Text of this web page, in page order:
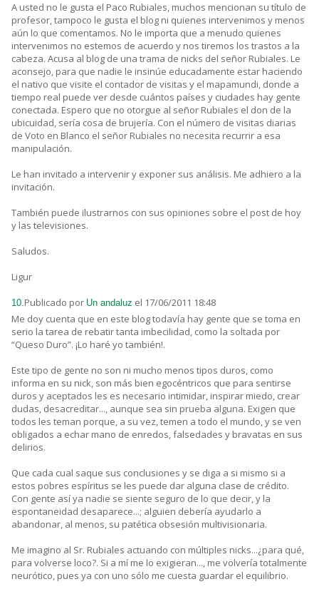
A usted no le gusta el Paco Rubiales, muchos mencionan su título de
profesor, tampoco le gusta el blog ni quienes intervenimos y menos
aún lo que comentamos. No le importa que a menudo quienes
intervenimos no estemos de acuerdo y nos tiremos los trastos a la
cabeza. Acusa al blog de una trama de nicks del señor Rubiales. Le
aconsejo, para que nadie le insinúe educadamente estar haciendo
el nativo que visite el contador de visitas y el mapamundi, donde a
tiempo real puede ver desde cuántos países y ciudades hay gente
conectada. Espero que no otorgue al señor Rubiales el don de la
ubicuidad, sería cosa de brujería. Con el número de visitas diarias
de Voto en Blanco el señor Rubiales no necesita recurrir a esa
manipulación.
Le han invitado a intervenir y exponer sus análisis. Me adhiero a la
invitación.
También puede ilustrarnos con sus opiniones sobre el post de hoy
y las televisiones.
Saludos.
Ligur
10.Publicado por Un andaluz el 17/06/2011 18:48
Me doy cuenta que en este blog todavía hay gente que se toma en
serio la tarea de rebatir tanta imbecilidad, como la soltada por
“Queso Duro”. ¡Lo haré yo también!.
Este tipo de gente no son ni mucho menos tipos duros, como
informa en su nick, son más bien egocéntricos que para sentirse
duros y aceptados les es necesario intimidar, inspirar miedo, crear
dudas, desacreditar..., aunque sea sin prueba alguna. Exigen que
todos les teman porque, a su vez, temen a todo el mundo, y se ven
obligados a echar mano de enredos, falsedades y bravatas en sus
delirios.
Que cada cual saque sus conclusiones y se diga a si mismo si a
estos pobres espíritus se les puede dar alguna clase de crédito.
Con gente así ya nadie se siente seguro de lo que decir, y la
espontaneidad desaparece...; alguien debería ayudarlo a
abandonar, al menos, su patética obsesión multivisionaria.
Me imagino al Sr. Rubiales actuando con múltiples nicks...¿para qué,
para volverse loco?. Si a mí me lo exigieran..., me volvería totalmente
neurótico, pues ya con uno sólo me cuesta guardar el equilibrio.